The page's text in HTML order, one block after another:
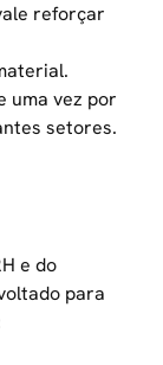
reforçar
uma vez por
setores.
e do
para